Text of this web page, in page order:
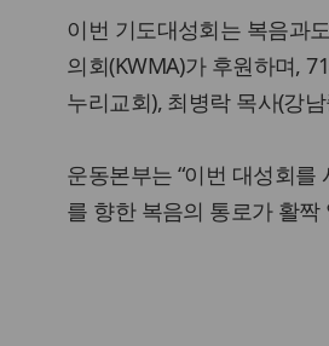
이번 기도대성회는 복음과
의회(KWMA)가 후원하며,
누리교회), 최병락 목사(강
운동본부는 “이번 대성회
를 향한 복음의 통로가 활